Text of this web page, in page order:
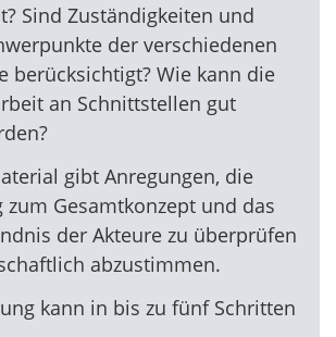
Sind Zuständigkeiten und
der verschiedenen
berücksichtigt? Wie kann die
an Schnittstellen gut
gibt Anregungen, die
Gesamtkonzept und das
der Akteure zu überprüfen
abzustimmen.
kann in bis zu fünf Schritten